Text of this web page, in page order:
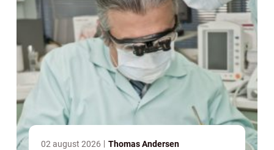
02 august 2026 Thomas Andersen